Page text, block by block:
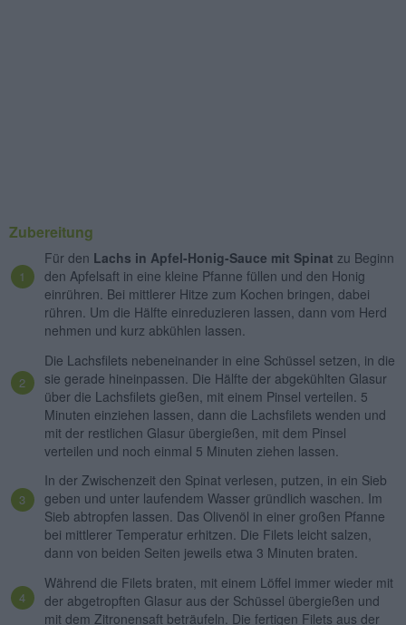
Zubereitung
Für den Lachs in Apfel-Honig-Sauce mit Spinat zu Beginn
den Apfelsaft in eine kleine Pfanne füllen und den Honig
einrühren. Bei mittlerer Hitze zum Kochen bringen, dabei
rühren. Um die Hälfte einreduzieren lassen, dann vom Herd
nehmen und kurz abkühlen lassen.
Die Lachsfilets nebeneinander in eine Schüssel setzen, in die
sie gerade hineinpassen. Die Hälfte der abgekühlten Glasur
über die Lachsfilets gießen, mit einem Pinsel verteilen. 5
Minuten einziehen lassen, dann die Lachsfilets wenden und
mit der restlichen Glasur übergießen, mit dem Pinsel
verteilen und noch einmal 5 Minuten ziehen lassen.
In der Zwischenzeit den Spinat verlesen, putzen, in ein Sieb
geben und unter laufendem Wasser gründlich waschen. Im
Sieb abtropfen lassen. Das Olivenöl in einer großen Pfanne
bei mittlerer Temperatur erhitzen. Die Filets leicht salzen,
dann von beiden Seiten jeweils etwa 3 Minuten braten.
Während die Filets braten, mit einem Löffel immer wieder mit
der abgetropften Glasur aus der Schüssel übergießen und
mit dem Zitronensaft beträufeln. Die fertigen Filets aus der